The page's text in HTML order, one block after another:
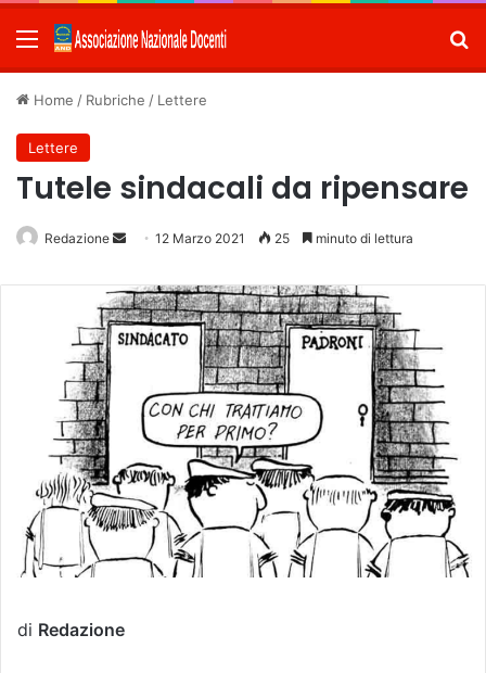
Menu
Home / Rubriche / Lettere
Lettere
Tutele sindacali da ripensare
Redazione
Invia 12 Marzo 2021 25 minuto di lettura
di Redazione